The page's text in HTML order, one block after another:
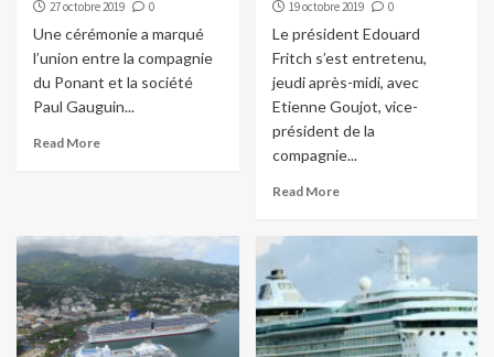
27 octobre 2019 0
Une cérémonie a marqué
l’union entre la compagnie
du Ponant et la société
Paul Gauguin...
Read More
19 octobre 2019 0
Le président Edouard
Fritch s’est entretenu,
jeudi après-midi, avec
Etienne Goujot, vice-
président de la
compagnie...
Read More